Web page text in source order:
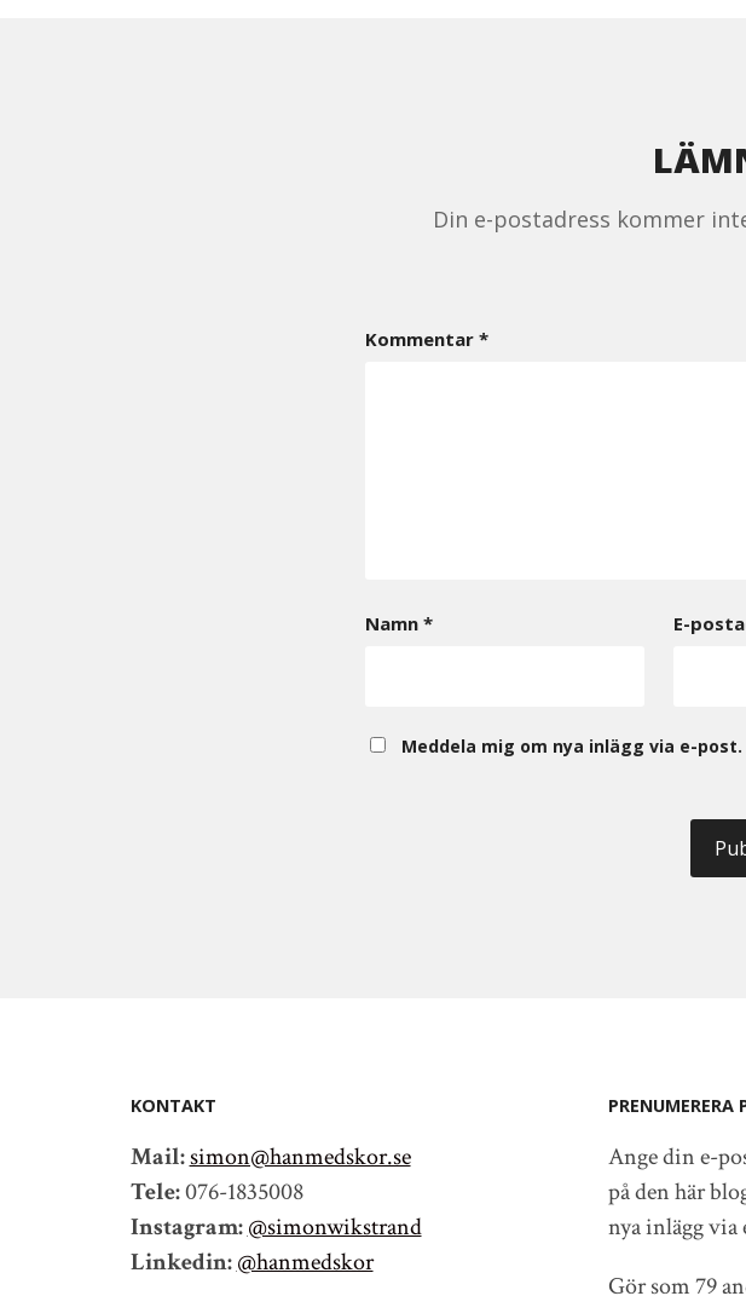
Din e-postadress kommer
Kommentar *
Namn * E-
Meddela mig om nya inlägg via e-post.
KONTAKT
Mail:simon@hanmedskor.se
Tele:076-1835008
Instagram:@simonwikstrand
Linkedin:@hanmedskor
PRENUMERERA
Ange din e-
på den här
nya inlägg via
Gör som 79